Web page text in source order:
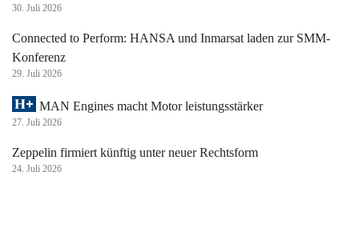
30. Juli 2026
Connected to Perform: HANSA und Inmarsat laden zur SMM-
Konferenz
29. Juli 2026
MAN Engines macht Motor leistungsstärker
27. Juli 2026
Zeppelin firmiert künftig unter neuer Rechtsform
24. Juli 2026